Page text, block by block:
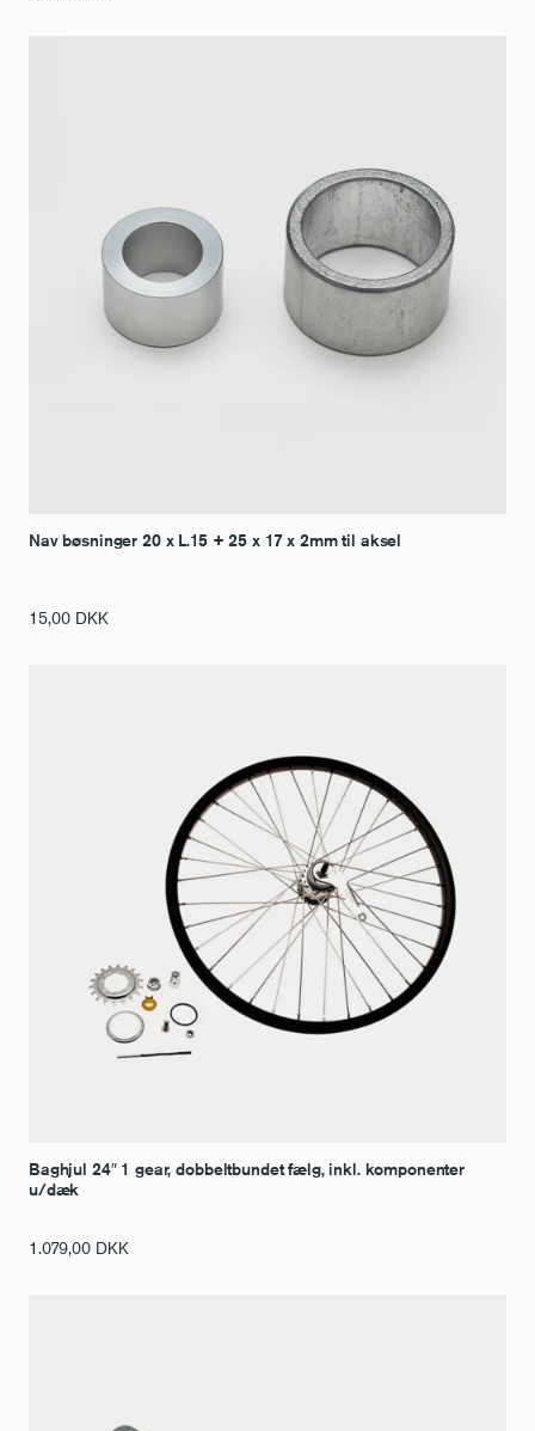
Nav bøsninger 20 x L.15 + 25 x 17 x 2mm til aksel
15,00 DKK
Baghjul 24″ 1 gear, dobbeltbundet fælg, inkl. komponenter
u/dæk
1.079,00 DKK